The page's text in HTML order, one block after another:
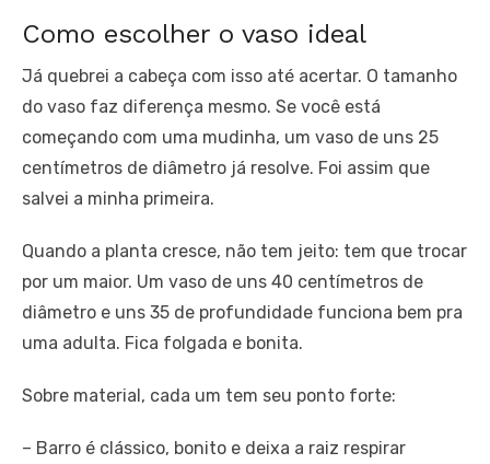
Como escolher o vaso ideal
Já quebrei a cabeça com isso até acertar. O tamanho
do vaso faz diferença mesmo. Se você está
começando com uma mudinha, um vaso de uns 25
centímetros de diâmetro já resolve. Foi assim que
salvei a minha primeira.
Quando a planta cresce, não tem jeito: tem que trocar
por um maior. Um vaso de uns 40 centímetros de
diâmetro e uns 35 de profundidade funciona bem pra
uma adulta. Fica folgada e bonita.
Sobre material, cada um tem seu ponto forte:
– Barro é clássico, bonito e deixa a raiz respirar